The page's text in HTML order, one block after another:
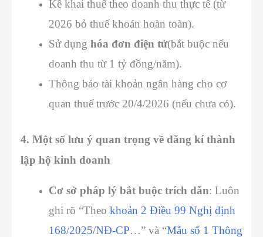
Kê khai thuế theo doanh thu thực tế (từ
2026 bỏ thuế khoán hoàn toàn).
Sử dụng hóa đơn điện tử(bắt buộc nếu
doanh thu từ 1 tỷ đồng/năm).
Thông báo tài khoản ngân hàng cho cơ
quan thuế trước 20/4/2026 (nếu chưa có).
4. Một số lưu ý quan trọng về đăng kí thành
lập hộ kinh doanh
Cơ sở pháp lý bắt buộc trích dẫn: Luôn
ghi rõ “Theo khoản 2 Điều 99 Nghị định
168/2025/NĐ-CP…” và “Mẫu số 1 Thông